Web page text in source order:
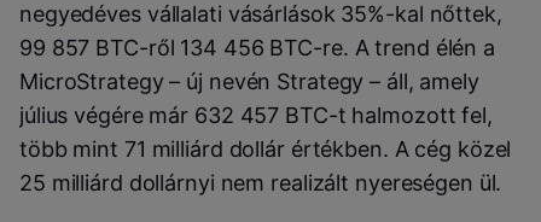
negyedéves vállalati vásárlások 35%-kal nőttek,
99 857 BTC-ről 134 456 BTC-re. A trend élén a
MicroStrategy – új nevén Strategy – áll, amely
július végére már 632 457 BTC-t halmozott fel,
több mint 71 milliárd dollár értékben. A cég közel
25 milliárd dollárnyi nem realizált nyereségen ül.